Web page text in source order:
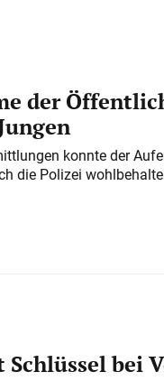
der
konnte der
die Polizei
Schlüssel bei